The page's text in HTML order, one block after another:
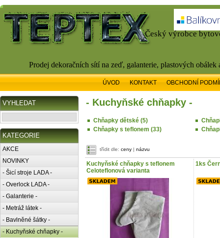
Český výrobce
Prodej dekoračních sítí na zeď, galanterie, plastových
ÚVOD KONTAKT OBCHODNÍ
VYHLEDAT
KATEGORIE
AKCE
NOVINKY
- Šicí stroje LADA -
- Overlock LADA -
- Galanterie -
- Metráž látek -
- Bavlněné šátky -
- Kuchyňské chňapky -
- Kuchyňské chňapky -
Chňapky dětské (5)
Chňapky s teflonem (33)
třídit dle: ceny | názvu
Kuchyňské chňapky s teflonem
Celoteflonová varianta
1ks